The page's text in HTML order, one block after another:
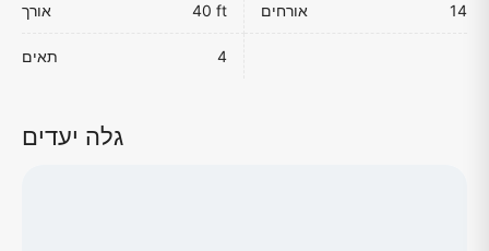
אורך 40 ft אורחים 14
תאים 4
גלה יעדים